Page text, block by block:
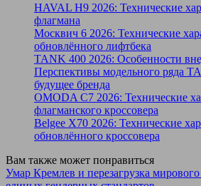
HAVAL H9 2026: Технические
флагмана
Москвич 6 2026: Технические
обновлённого лифтбека
TANK 400 2026: Особенности
Перспективы модельного ряда
будущее бренда
OMODA C7 2026: Технические
флагманского кроссовера
Belgee X70 2026: Технические
обновлённого кроссовера
Вам также может понравиться
Умар Кремлев и перезагрузка